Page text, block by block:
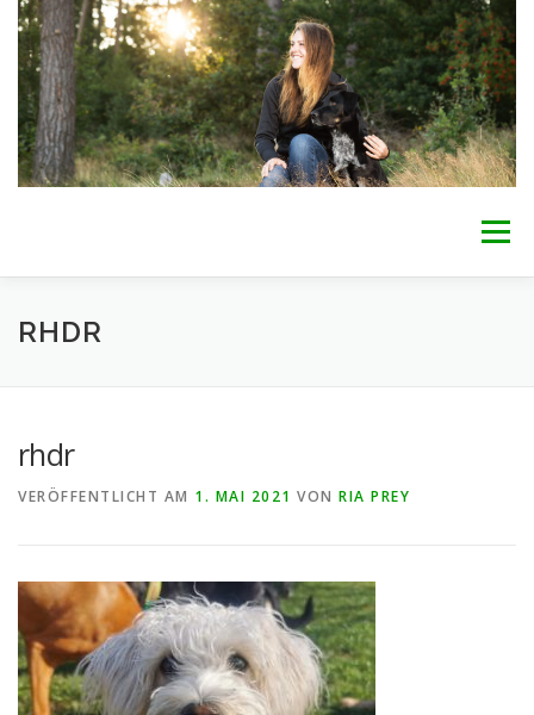
Zum
Inhalt
springen
Menü
WILLKOMMEN
RHDR
rhdr
VERÖFFENTLICHT AM 1. MAI 2021 VON RIA PREY